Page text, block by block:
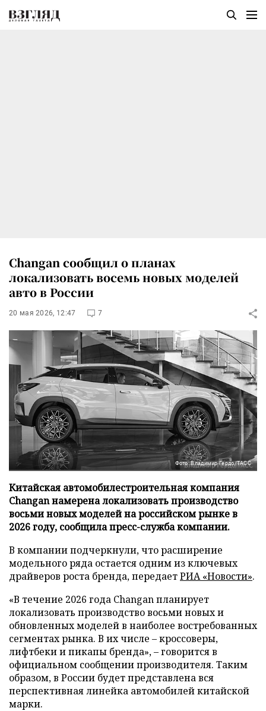
Changan сообщил о планах
локализовать восемь новых моделей
авто в России
20 мая 2026, 12:47 7
Фото: Владимир Гердо/ТАСС
Китайская автомобилестроительная компания
Changan намерена локализовать производство
восьми новых моделей на российском рынке в
2026 году, сообщила пресс-служба компании.
В компании подчеркнули, что расширение
модельного ряда остается одним из ключевых
драйверов роста бренда, передаетРИА «Новости».
«В течение 2026 года Changan планирует
локализовать производство восьми новых и
обновленных моделей в наиболее востребованных
сегментах рынка. В их числе – кроссоверы,
лифтбеки и пикапы бренда», – говорится в
официальном сообщении производителя. Таким
образом, в России будет представлена вся
перспективная линейка автомобилей китайской
марки.